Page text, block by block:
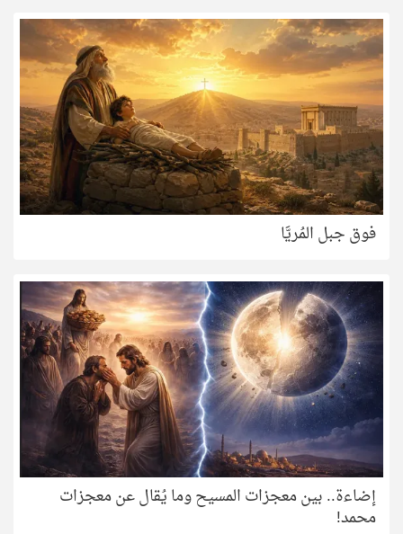
فوق جبل المُريَّا
إضاءة.. بين معجزات المسيح وما يُقال عن معجزات
محمد!